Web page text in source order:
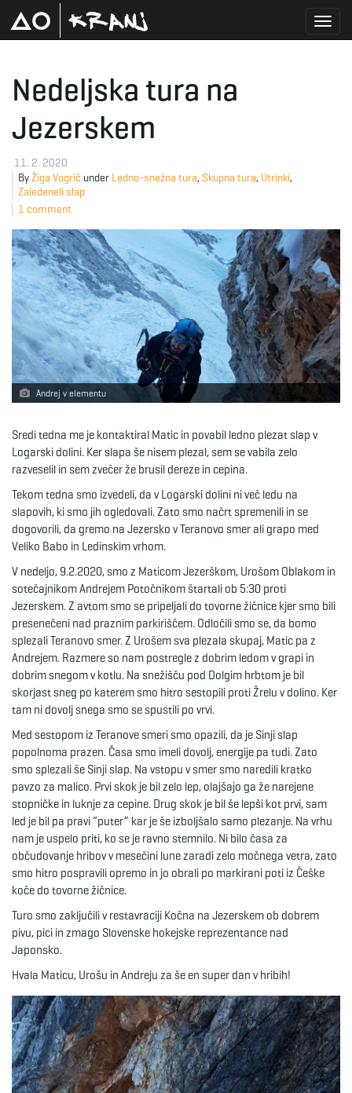
g
l
e
n
Nedeljska tura na
Jezerskem
11. 2. 2020
ByŽiga Vogrič under Ledno-snežna tura, Skupna tura, Utrinki,
Zaledeneli slap
1 comment
Andrej v elementu
Sredi tedna me je kontaktiral Matic in povabil ledno plezat slap v
Logarski dolini. Ker slapa še nisem plezal, sem se vabila zelo
razveselil in sem zvečer že brusil dereze in cepina.
Tekom tedna smo izvedeli, da v Logarski dolini ni več ledu na
slapovih, ki smo jih ogledovali. Zato smo načrt spremenili in se
dogovorili, da gremo na Jezersko v Teranovo smer ali grapo med
Veliko Babo in Ledinskim vrhom.
V nedeljo, 9.2.2020, smo z Maticom Jezerškom, Urošom Oblakom in
sotečajnikom Andrejem Potočnikom štartali ob 5:30 proti
Jezerskem. Z avtom smo se pripeljali do tovorne žičnice kjer smo bili
presenečeni nad praznim parkiriščem. Odločili smo se, da bomo
splezali Teranovo smer. Z Urošem sva plezala skupaj, Matic pa z
Andrejem. Razmere so nam postregle z dobrim ledom v grapi in
dobrim snegom v kotlu. Na snežišču pod Dolgim hrbtom je bil
skorjast sneg po katerem smo hitro sestopili proti Žrelu v dolino. Ker
tam ni dovolj snega smo se spustili po vrvi.
Med sestopom iz Teranove smeri smo opazili, da je Sinji slap
popolnoma prazen. Časa smo imeli dovolj, energije pa tudi. Zato
smo splezali še Sinji slap. Na vstopu v smer smo naredili kratko
pavzo za malico. Prvi skok je bil zelo lep, olajšajo ga že narejene
stopničke in luknje za cepine. Drug skok je bil še lepši kot prvi, sam
led je bil pa pravi “puter” kar je še izboljšalo samo plezanje. Na vrhu
nam je uspelo priti, ko se je ravno stemnilo. Ni bilo časa za
občudovanje hribov v mesečini lune zaradi zelo močnega vetra, zato
smo hitro pospravili opremo in jo obrali po markirani poti iz Češke
koče do tovorne žičnice.
Turo smo zaključili v restavraciji Kočna na Jezerskem ob dobrem
pivu, pici in zmago Slovenske hokejske reprezentance nad
Japonsko.
Hvala Maticu, Urošu in Andreju za še en super dan v hribih!